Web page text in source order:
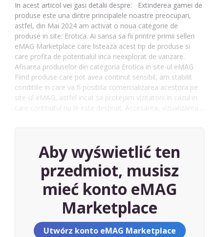
In acest articol vei gasi detalii despre: Extinderea gamei de
produse este una dintre principalele noastre preocupari,
astfel, din Mai 2024 am activat o noua categorie de
produse in site: Erotica. Ai sansa sa fii printre primii selleri
eMAG Marketplace care listeaza acest tip de produse si
care profita de potentialul inca neexplorat de vanzare.
Afisarea produselor din categoria Erotica in site-ul eMAG
Fiind produse care pot avea continut sensibil, am stabilit
conditiile in care va fi posibila comercializarea acestora pe
site-ul eMAG, astfel incat sa protejam vizitatorii in cazul in
care continutul nu le este destinat. Accesarea, vizualizarea…
Aby wyświetlić ten
przedmiot, musisz
mieć konto eMAG
Marketplace
Utwórz konto eMAG Marketplace